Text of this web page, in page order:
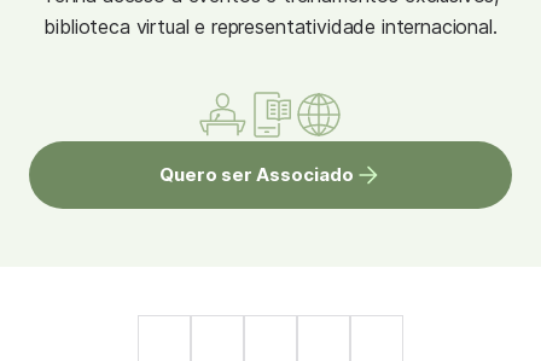
biblioteca virtual e representatividade internacional.
Quero ser Associado